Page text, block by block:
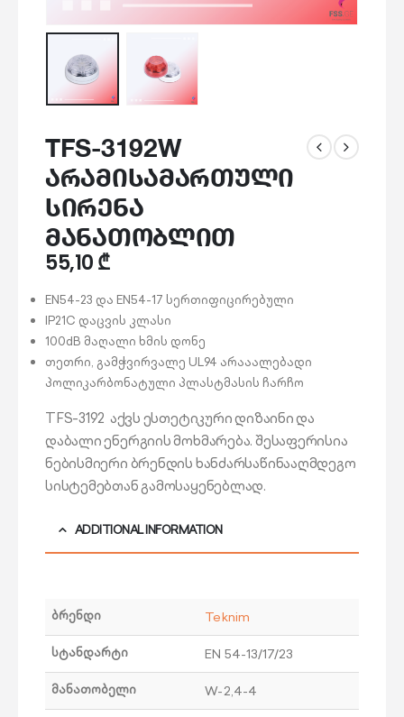
TFS-3192W
არამისამართული
სირენა
მანათობლით
55,10₾
EN54-23 და EN54-17 სერთიფიცირებული
IP21C დაცვის კლასი
100dB მაღალი ხმის დონე
თეთრი, გამჭვირვალე UL94 არააალებადი
პოლიკარბონატული პლასტმასის ჩარჩო
TFS-3192 აქვს ესთეტიკური დიზაინი და
დაბალი ენერგიის მოხმარება. შესაფერისია
ნებისმიერი ბრენდის ხანძარსაწინააღმდეგო
სისტემებთან გამოსაყენებლად.
ADDITIONAL INFORMATION
ბრენდი Teknim
სტანდარტი EN 54-13/17/23
მანათობელი W-2,4-4